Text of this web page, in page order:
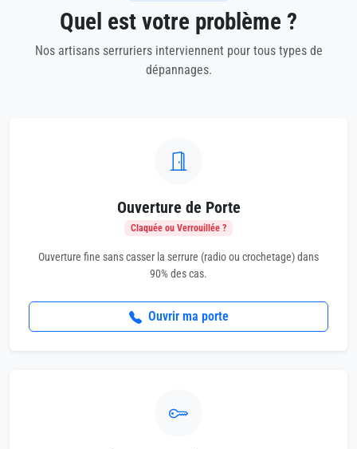
Quel est votre problème ?
Nos artisans serruriers interviennent pour tous types de
dépannages.
Ouverture de Porte
Claquée ou Verrouillée ?
Ouverture fine sans casser la serrure (radio ou crochetage) dans
90% des cas.
Ouvrir ma porte